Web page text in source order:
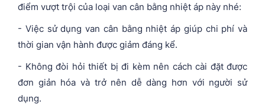
điểm vượt trội của loại van cân bằng nhiệt áp này nhé:
- Việc sử dụng van cân bằng nhiệt áp giúp chi phí và
thời gian vận hành được giảm đáng kể.
- Không đòi hỏi thiết bị đi kèm nên cách cài đặt được
đơn giản hóa và trở nên dễ dàng hơn với người sử
dụng.